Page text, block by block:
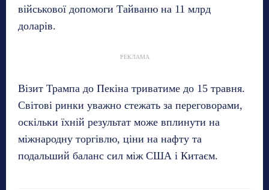
військової допомоги Тайваню на 11 млрд
доларів.
РЕКЛАМА
Візит Трампа до Пекіна триватиме до 15 травня.
Світові ринки уважно стежать за переговорами,
оскільки їхній результат може вплинути на
міжнародну торгівлю, ціни на нафту та
подальший баланс сил між США і Китаєм.